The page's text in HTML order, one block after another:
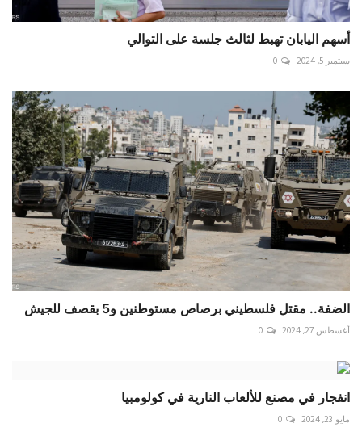
أسهم اليابان تهبط لثالث جلسة على التوالي
سبتمبر 5, 2024 0
الضفة.. مقتل فلسطيني برصاص مستوطنين و5 بقصف للجيش
أغسطس 27, 2024 0
انفجار في مصنع للألعاب النارية في كولومبيا
مايو 23, 2024 0